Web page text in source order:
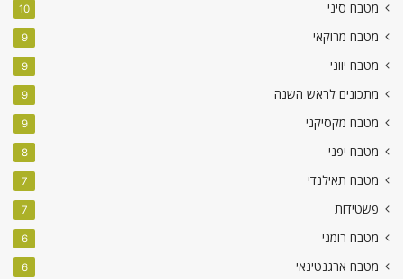
מטבח סיני 10
מטבח מרוקאי 9
מטבח יווני 9
מתכונים לראש השנה 9
מטבח מקסיקני 9
מטבח יפני 8
מטבח תאילנדי 7
פשטידות 7
מטבח רומני 6
מטבח ארגנטינאי 6